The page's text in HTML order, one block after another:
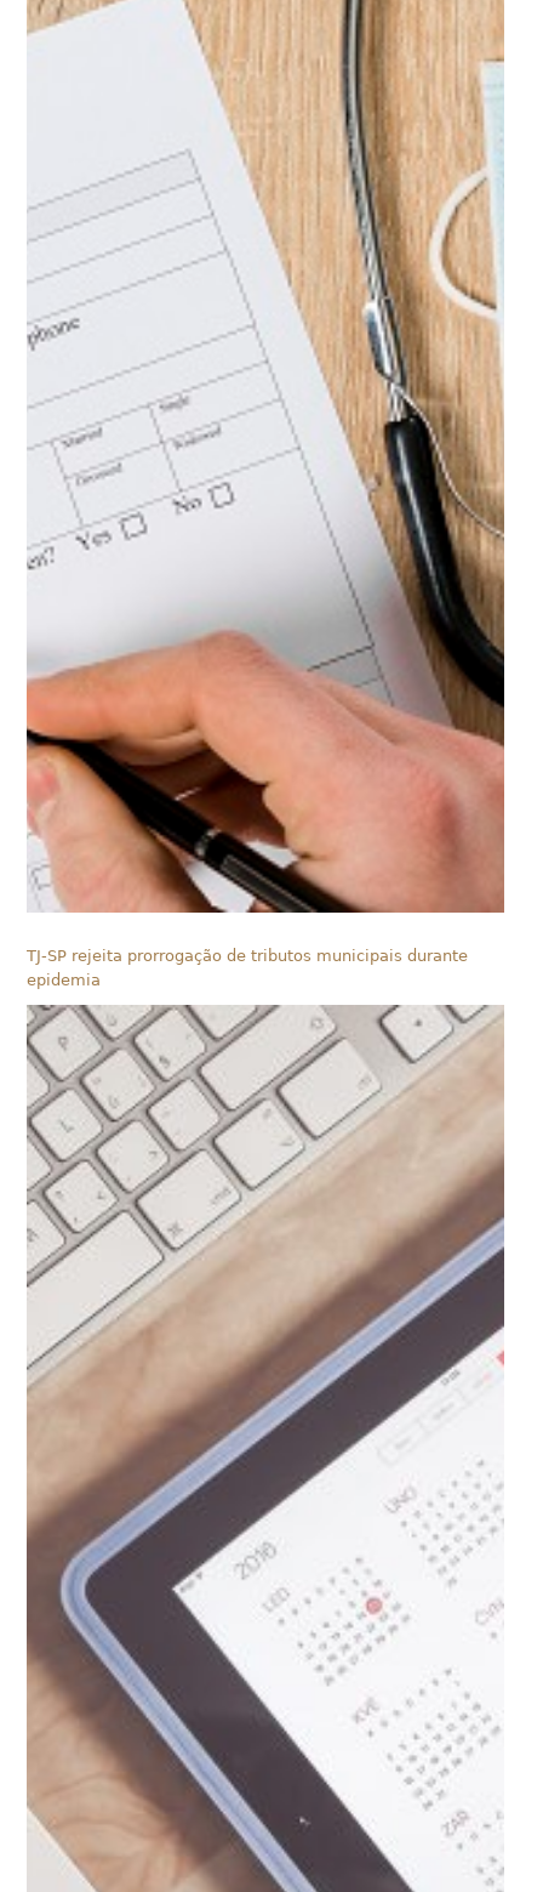
TJ-SP rejeita prorrogação de tributos municipais durante
epidemia